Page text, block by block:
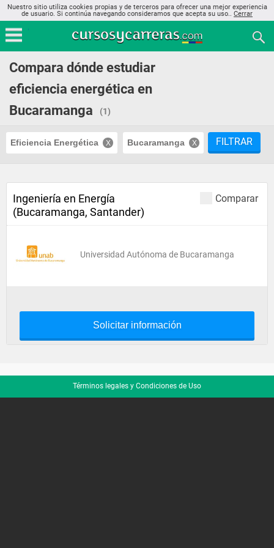
Nuestro sitio utiliza cookies propias y de terceros para ofrecer una mejor experiencia
de usuario. Si continúa navegando consideramos que acepta su uso.. Cerrar
Compara dónde estudiar
eficiencia energética en
Bucaramanga
(1)
Eficiencia Energética Bucaramanga FILTRAR
Comparar
Ingeniería en Energía
(Bucaramanga, Santander)
Universidad Autónoma de Bucaramanga
Solicitar información
Términos legales y Condiciones de Uso